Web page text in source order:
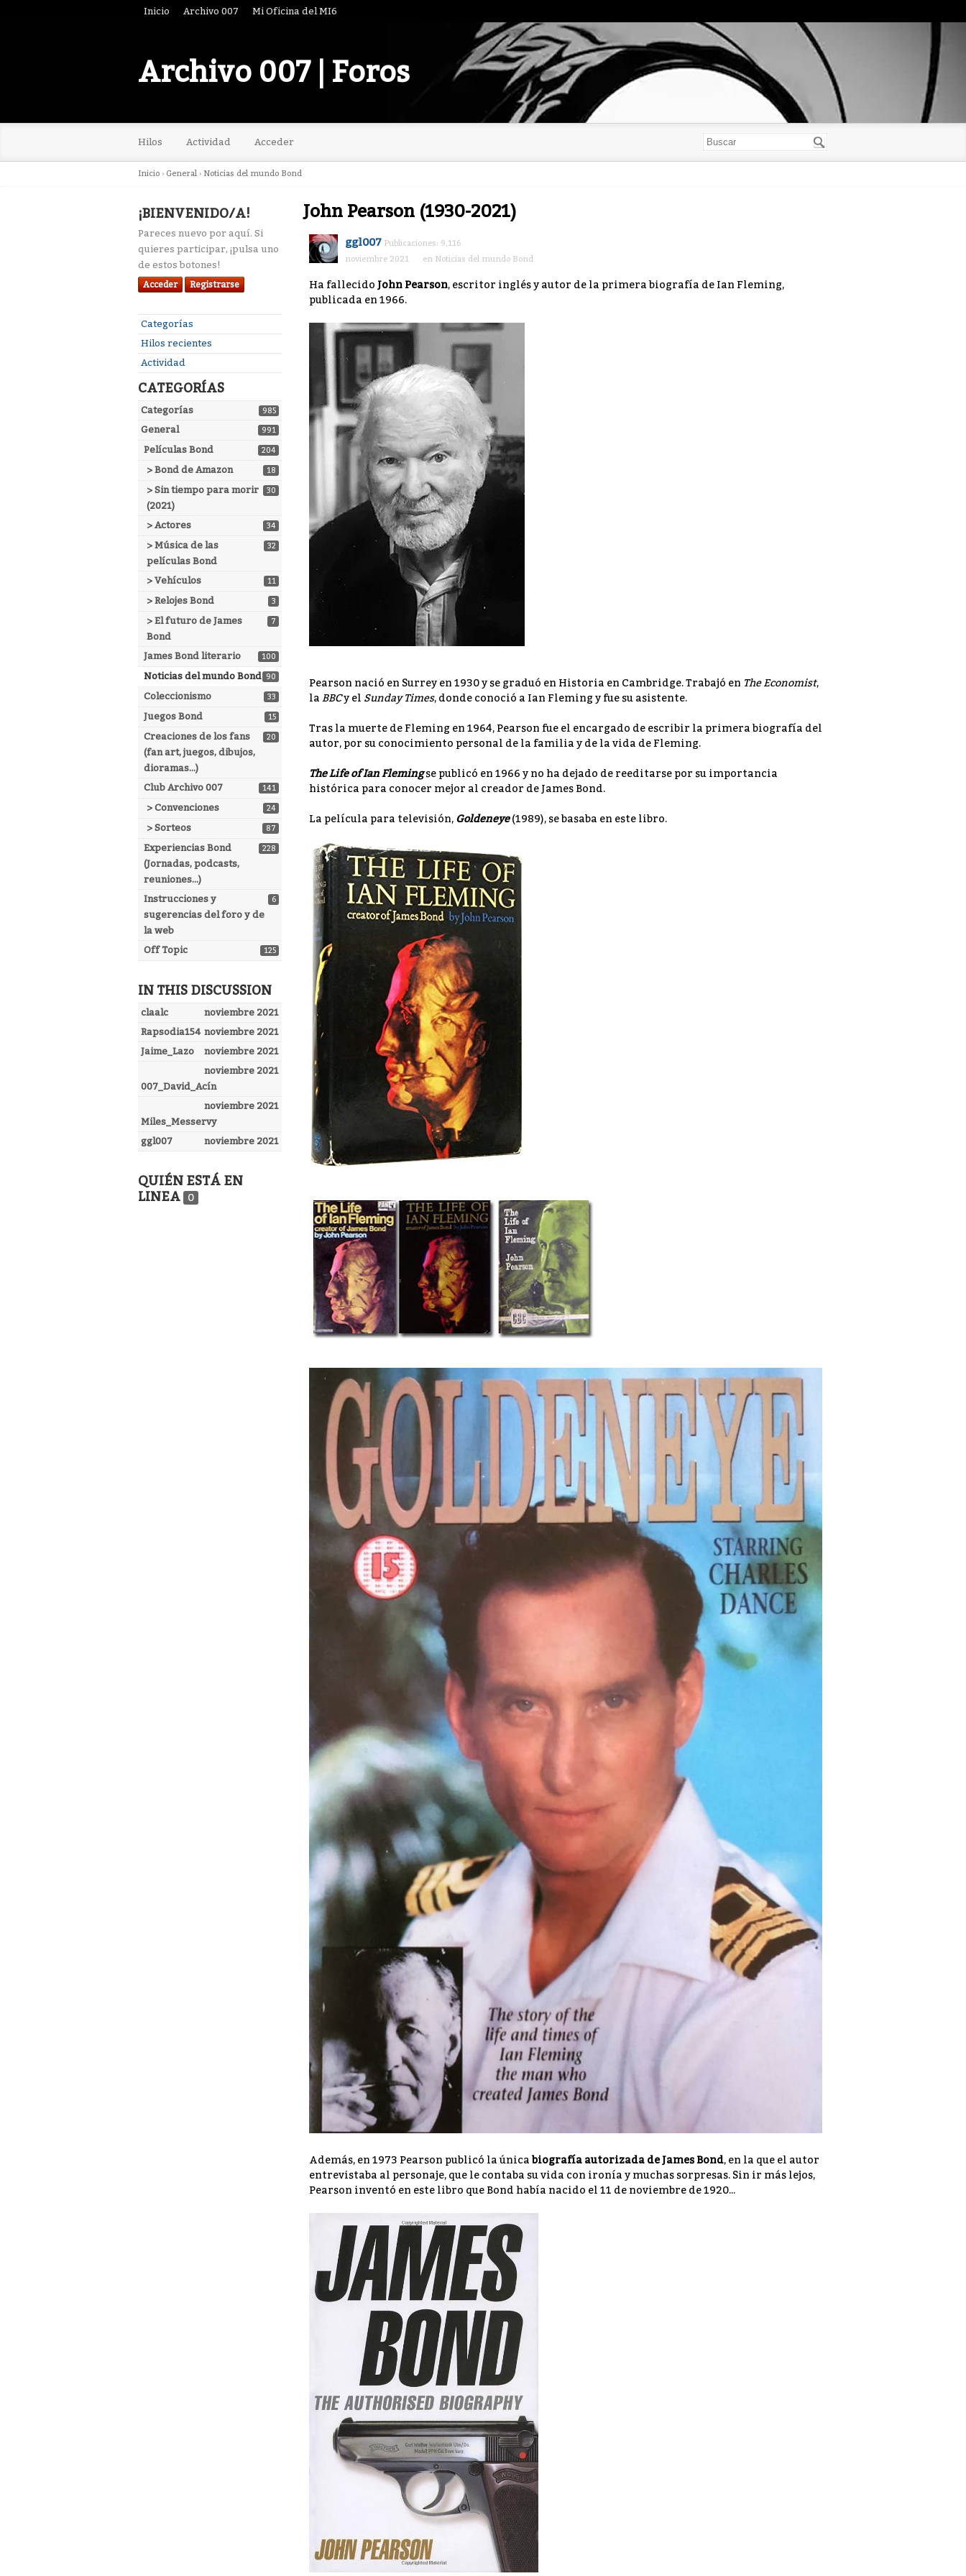
Inicio Archivo 007 Mi Oficina del MI6
Archivo 007 | Foros
Hilos Actividad Acceder
Inicio › General › Noticias del mundo Bond
¡BIENVENIDO/A!
Pareces nuevo por aquí. Si
quieres participar, ¡pulsa uno
de estos botones!
Acceder Registrarse
Enlaces
rápidos
Categorías
Hilos recientes
Actividad
CATEGORÍAS
985
Categorías
991
General
204
Películas Bond
18
> Bond de Amazon
30
> Sin tiempo para morir
(2021)
34
> Actores
32
> Música de las
películas Bond
11
> Vehículos
3
> Relojes Bond
7
> El futuro de James
Bond
100
James Bond literario
90
Noticias del mundo Bond
33
Coleccionismo
15
Juegos Bond
20
Creaciones de los fans
(fan art, juegos, dibujos,
dioramas...)
141
Club Archivo 007
24
> Convenciones
87
> Sorteos
228
Experiencias Bond
(Jornadas, podcasts,
reuniones...)
6
Instrucciones y
sugerencias del foro y de
la web
125
Off Topic
IN THIS DISCUSSION
noviembre 2021
claalc
noviembre 2021
Rapsodia154
noviembre 2021
Jaime_Lazo
noviembre 2021
007_David_Acín
noviembre 2021
Miles_Messervy
noviembre 2021
ggl007
QUIÉN ESTÁ EN
LINEA
0
John Pearson (1930-2021)
ggl007 Publicaciones: 9,116
noviembre 2021
en Noticias del mundo Bond
Ha fallecido John Pearson, escritor inglés y autor de la primera biografía de Ian Fleming,
publicada en 1966.
Pearson nació en Surrey en 1930 y se graduó en Historia en Cambridge. Trabajó en The Economist,
la BBCy el Sunday Times, donde conoció a Ian Fleming y fue su asistente.
Tras la muerte de Fleming en 1964, Pearson fue el encargado de escribir la primera biografía del
autor, por su conocimiento personal de la familia y de la vida de Fleming.
The Life of Ian Flemingse publicó en 1966 y no ha dejado de reeditarse por su importancia
histórica para conocer mejor al creador de James Bond.
La película para televisión, Goldeneye(1989), se basaba en este libro.
Además, en 1973 Pearson publicó la única biografía autorizada de James Bond, en la que el autor
entrevistaba al personaje, que le contaba su vida con ironía y muchas sorpresas. Sin ir más lejos,
Pearson inventó en este libro que Bond había nacido el 11 de noviembre de 1920...